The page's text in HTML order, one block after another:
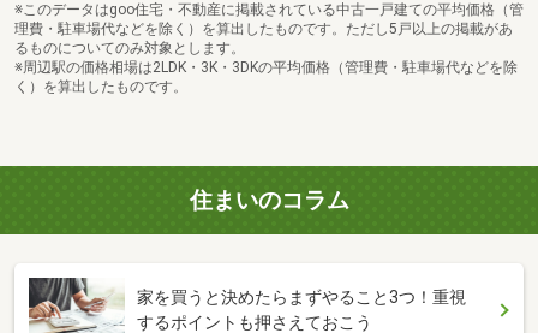
※このデータはgoo住宅・不動産に掲載されている中古一戸建ての平均価格（管
理費・駐車場代などを除く）を算出したものです。ただし5戸以上の掲載があ
るものについてのみ対象とします。
※周辺駅の価格相場は2LDK・3K・3DKの平均価格（管理費・駐車場代などを除
く）を算出したものです。
住まいのコラム
家を買うと決めたらまずやること3つ！重視
するポイントも押さえておこう